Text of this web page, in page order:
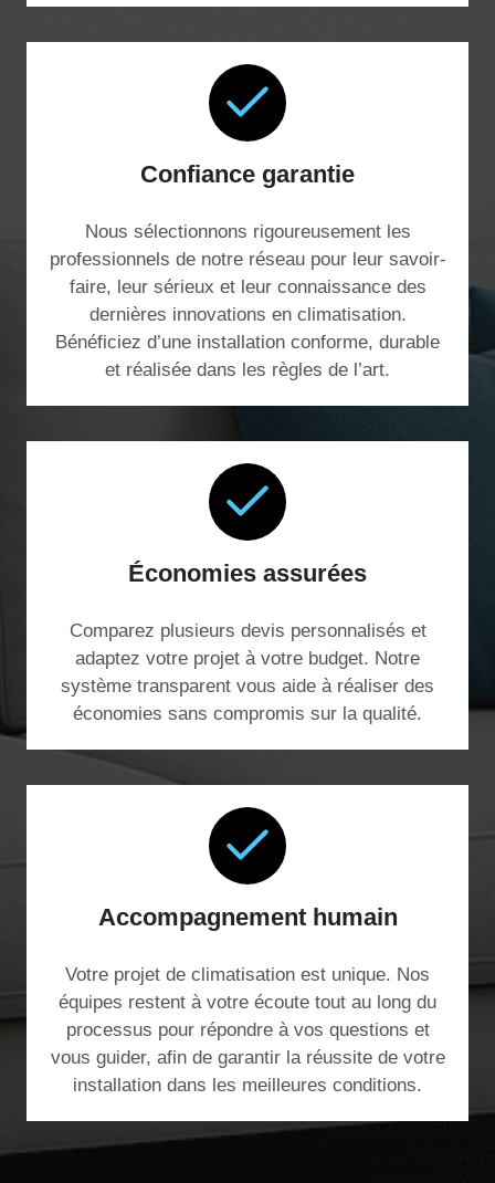
Confiance garantie
Nous sélectionnons rigoureusement les
professionnels de notre réseau pour leur savoir-
faire, leur sérieux et leur connaissance des
dernières innovations en climatisation.
Bénéficiez d’une installation conforme, durable
et réalisée dans les règles de l’art.
Économies assurées
Comparez plusieurs devis personnalisés et
adaptez votre projet à votre budget. Notre
système transparent vous aide à réaliser des
économies sans compromis sur la qualité.
Accompagnement humain
Votre projet de climatisation est unique. Nos
équipes restent à votre écoute tout au long du
processus pour répondre à vos questions et
vous guider, afin de garantir la réussite de votre
installation dans les meilleures conditions.